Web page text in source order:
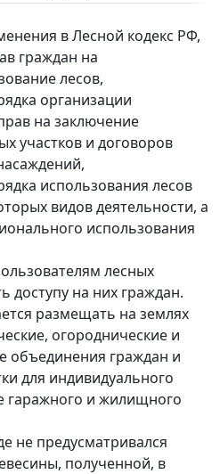
в Лесной кодекс РФ,
граждан на
лесов,
организации
на заключение
участков и договоров
использования лесов
видов деятельности, а
использования
лесных
доступу на них граждан.
размещать на землях
огороднические и
объединения граждан и
для индивидуального
гаражного и жилищного
не предусматривался
полученной, в